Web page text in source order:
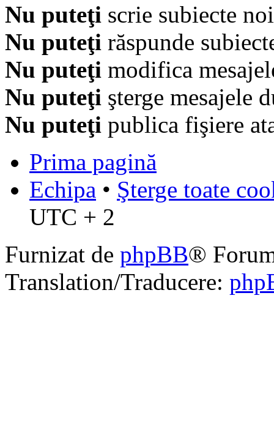
Nu puteţi scrie subiecte
Nu puteţi răspunde
Nu puteţi modifica
Nu puteţi şterge mesajele
Nu puteţi publica fişiere
Prima pagină
Echipa • Şterge toate
UTC + 2
Furnizat de phpBB®
Translation/Traducere: